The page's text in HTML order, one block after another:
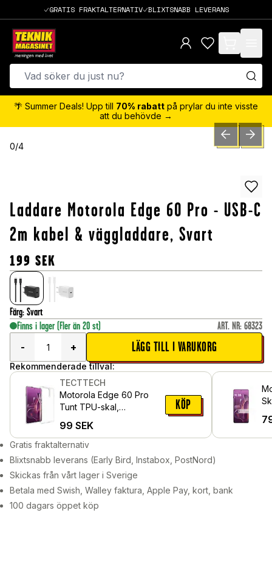
GRATIS FRAKTALTERNATIV BLIXTSNABB LEVERANS
items in cart,
🌴 Summer Deals! Upp till 70% rabatt på prylar du inte visste
att du behövde →
0/4 PREVIOUSNEXT
Laddare Motorola Edge 60 Pro - USB-C
2m kabel & väggladdare, Svart
199 SEK
Färg: Svart
Finns i lager (Fler än 20 st) ART. NR: 68323
-
+ LÄGG TILL I VARUKORG
Rekommenderade tillval:
TECTTECH
Motorola Edge 60 Pro
Tunt TPU-skal,
99 SEK
KÖP
Gratis fraktalternativ
Blixtsnabb leverans (Early Bird, Instabox, PostNord)
Skickas från vårt lager i Sverige
Betala med Swish, Walley faktura, Apple Pay, kort, bank
100 dagars öppet köp